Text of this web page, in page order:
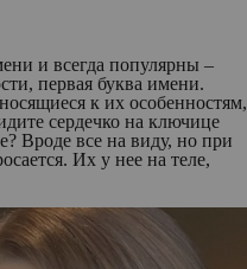
и всегда популярны –
первая буква имени.
к их особенностям,
сердечко на ключице
Вроде все на виду, но при
Их у нее на теле,